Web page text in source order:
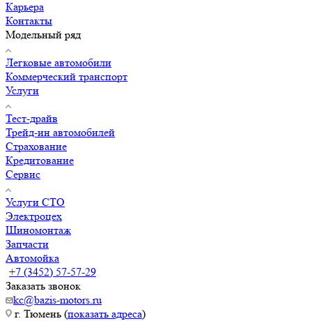
Карьера
Контакты
Модельный ряд
Легковые автомобили
Коммерческий транспорт
Услуги
Тест-драйв
Трейд-ин автомобилей
Страхование
Кредитование
Сервис
Услуги СТО
Электроцех
Шиномонтаж
Запчасти
Автомойка
+7 (3452) 57-57-29
Заказать звонок
kc@bazis-motors.ru
г. Тюмень (показать адреса)